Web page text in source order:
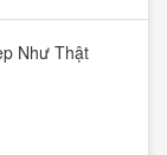
Như Thật